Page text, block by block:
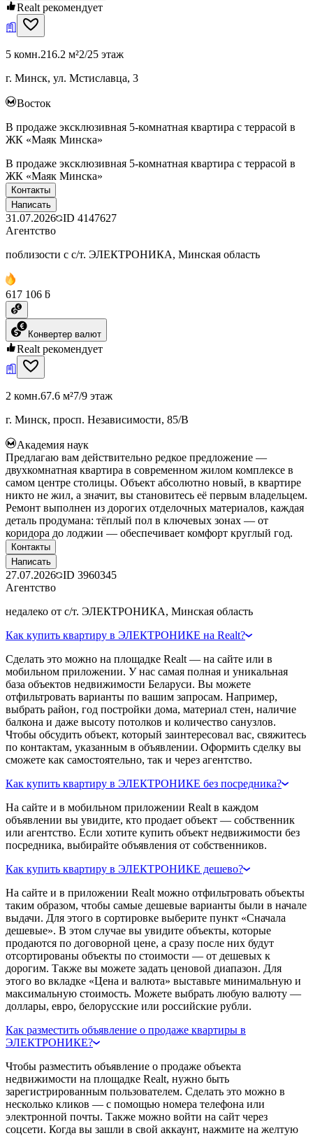
Realt рекомендует
5 комн.216.2 м²2/25 этаж
г. Минск, ул. Мстиславца, 3
Восток
В продаже эксклюзивная 5-комнатная квартира с террасой в
ЖК «Маяк Минска»
В продаже эксклюзивная 5-комнатная квартира с террасой в
ЖК «Маяк Минска»
Контакты
Написать
31.07.2026 ID 4147627
Агентство
поблизости с с/т. ЭЛЕКТРОНИКА, Минская область
617 106 ƃ
Конвертер валют
Realt рекомендует
2 комн.67.6 м²7/9 этаж
г. Минск, просп. Независимости, 85/В
Академия наук
Предлагаю вам действительно редкое предложение —
двухкомнатная квартира в современном жилом комплексе в
самом центре столицы. Объект абсолютно новый, в квартире
никто не жил, а значит, вы становитесь её первым владельцем.
Ремонт выполнен из дорогих отделочных материалов, каждая
деталь продумана: тёплый пол в ключевых зонах — от
коридора до лоджии — обеспечивает комфорт круглый год.
Контакты
Написать
27.07.2026 ID 3960345
Агентство
недалеко от с/т. ЭЛЕКТРОНИКА, Минская область
Как купить квартиру в ЭЛЕКТРОНИКЕ на Realt?
Сделать это можно на площадке Realt — на сайте или в
мобильном приложении. У нас самая полная и уникальная
база объектов недвижимости Беларуси. Вы можете
отфильтровать варианты по вашим запросам. Например,
выбрать район, год постройки дома, материал стен, наличие
балкона и даже высоту потолков и количество санузлов.
Чтобы обсудить объект, который заинтересовал вас, свяжитесь
по контактам, указанным в объявлении. Оформить сделку вы
сможете как самостоятельно, так и через агентство.
Как купить квартиру в ЭЛЕКТРОНИКЕ без посредника?
На сайте и в мобильном приложении Realt в каждом
объявлении вы увидите, кто продает объект — собственник
или агентство. Если хотите купить объект недвижимости без
посредника, выбирайте объявления от собственников.
Как купить квартиру в ЭЛЕКТРОНИКЕ дешево?
На сайте и в приложении Realt можно отфильтровать объекты
таким образом, чтобы самые дешевые варианты были в начале
выдачи. Для этого в сортировке выберите пункт «Сначала
дешевые». В этом случае вы увидите объекты, которые
продаются по договорной цене, а сразу после них будут
отсортированы объекты по стоимости — от дешевых к
дорогим. Также вы можете задать ценовой диапазон. Для
этого во вкладке «Цена и валюта» выставьте минимальную и
максимальную стоимость. Можете выбрать любую валюту —
доллары, евро, белорусские или российские рубли.
Как разместить объявление о продаже квартиры в
ЭЛЕКТРОНИКЕ?
Чтобы разместить объявление о продаже объекта
недвижимости на площадке Realt, нужно быть
зарегистрированным пользователем. Сделать это можно в
несколько кликов — с помощью номера телефона или
электронной почты. Также можно войти на сайт через
соцсети. Когда вы зашли в свой аккаунт, нажмите на желтую